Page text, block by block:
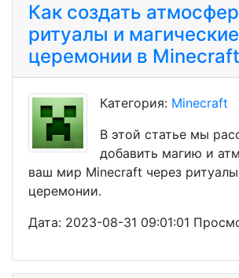
Как создать
ритуалы и магические
церемонии в
Категория: Minecraft
В этой статье мы
добавить магию и
ваш мир Minecraft через
церемонии.
Дата: 2023-08-31 09:01:01